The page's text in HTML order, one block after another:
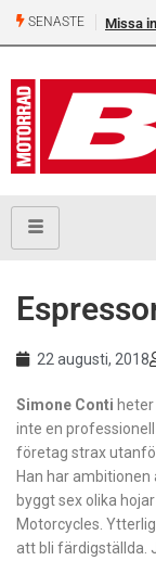
SENASTE Missa
22 augusti, 2018
Simone Conti
inte en
företag strax
Han har
byggt sex olika
Motorcycles.
att bli färdigställda.